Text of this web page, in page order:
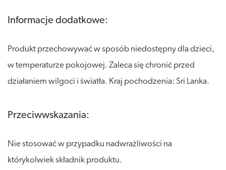
Informacje dodatkowe:
Produkt przechowywać w sposób niedostępny dla dzieci,
w temperaturze pokojowej. Zaleca się chronić przed
działaniem wilgoci i światła. Kraj pochodzenia: Sri Lanka.
Przeciwwskazania:
Nie stosować w przypadku nadwrażliwości na
którykolwiek składnik produktu.